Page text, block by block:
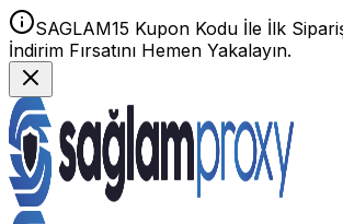
SAGLAM15 Kupon Kodu İle İlk
İndirim Fırsatını Hemen Yakalayın.